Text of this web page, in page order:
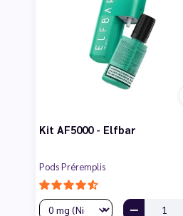
Kit AF5000 - Elfbar
Pods Préremplis